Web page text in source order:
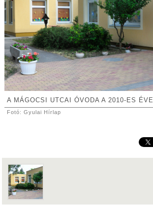
A MÁGOCSI UTCAI ÓVODA A 2010-ES
Fotó: Gyulai Hírlap